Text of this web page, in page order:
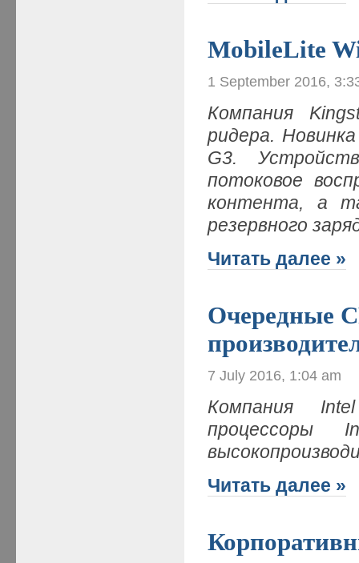
MobileLite
1 September 2016,
Компания
ридера.
G3.
потоковое
контента, а
резервного
Читать далее »
Очередные
7 July 2016, 1:04 am
Компания
процессоры
Читать далее »